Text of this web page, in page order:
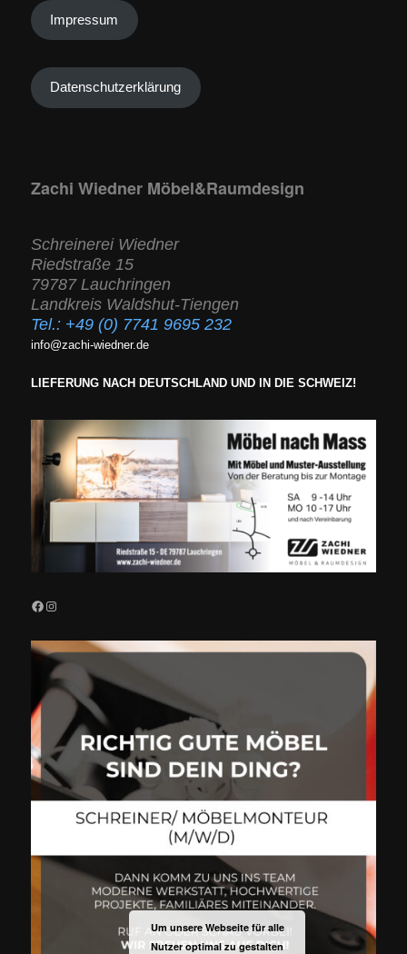
Impressum
Datenschutzerklärung
Zachi Wiedner Möbel&Raumdesign
Schreinerei Wiedner
Riedstraße 15
79787 Lauchringen
Landkreis Waldshut-Tiengen
Tel.: +49 (0) 7741 9695 232
info@zachi-wiedner.de
LIEFERUNG NACH DEUTSCHLAND UND IN DIE SCHWEIZ!
Facebook
Instagram
Um unsere Webseite für alle
Nutzer optimal zu gestalten